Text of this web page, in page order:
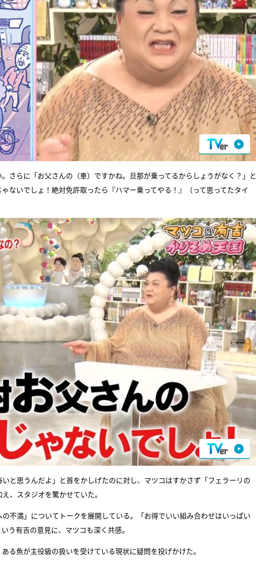
さらに「お父さんの（車）ですかね。旦那が乗ってるからしょうがなく？」と
ないでしょ！絶対免許取ったら『ハマー乗ってやる！』（って思ってたタイ
と思うんだよ」と首をかしげたのに対し、マツコはすかさず「フェラーリの
、スタジオを驚かせていた。
不満」についてトークを展開している。「お得でいい組み合わせはいっぱい
う有吉の意見に、マツコも深く共感。
る魚が主役級の扱いを受けている現状に疑問を投げかけた。